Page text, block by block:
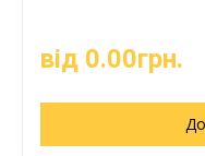
від 0.00грн.